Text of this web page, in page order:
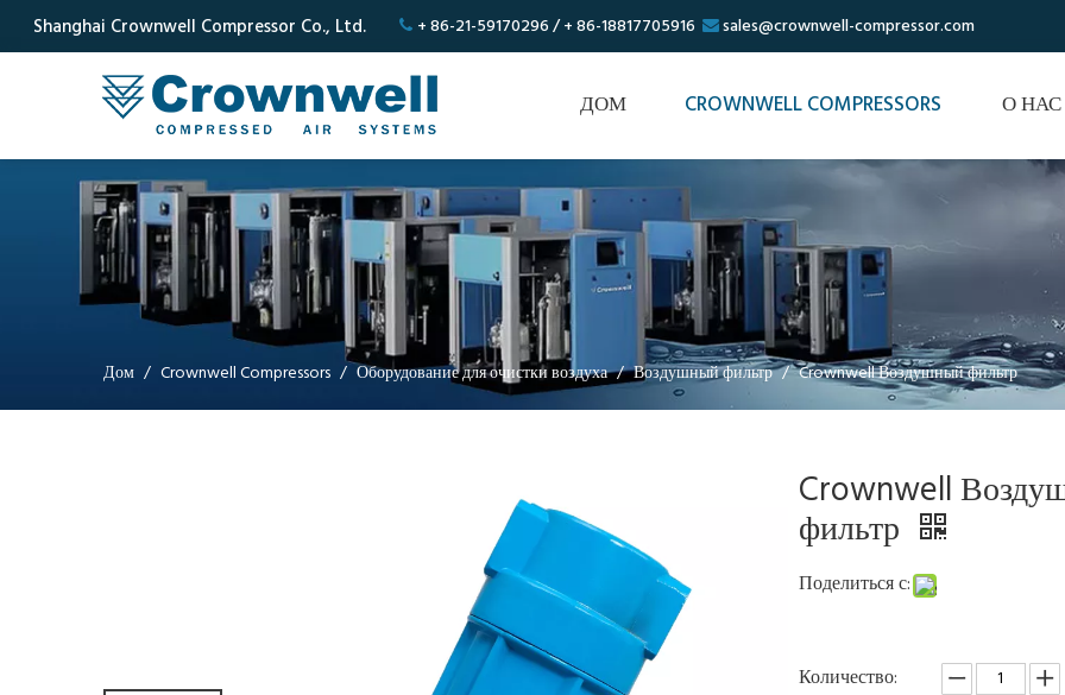
Shanghai Crownwell Compressor Co., Ltd.  + 86-21-59170296 / + 86-18817705916  sales@crownwell-compressor.com
ДОМ CROWNWELL COMPRESSORS О НАС
Дом / Crownwell Compressors / Оборудование для очистки воздуха / Воздушный фильтр / Crownwell Воздушный фильтр
Crownwell
фильтр
Поделиться с:
Количество: